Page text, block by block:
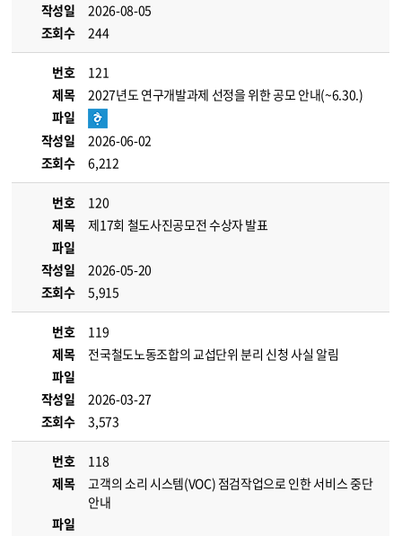
작성일
2026-08-05
조회수
244
번호
121
제목
2027년도 연구개발과제 선정을 위한 공모 안내(~6.30.)
파일
작성일
2026-06-02
조회수
6,212
번호
120
제목
제17회 철도사진공모전 수상자 발표
파일
작성일
2026-05-20
조회수
5,915
번호
119
제목
전국철도노동조합의 교섭단위 분리 신청 사실 알림
파일
작성일
2026-03-27
조회수
3,573
번호
118
제목
고객의 소리 시스템(VOC) 점검작업으로 인한 서비스 중단
안내
파일